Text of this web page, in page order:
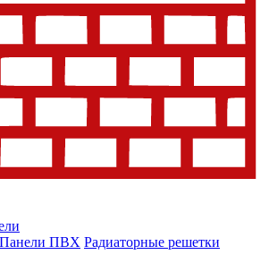
Панели ПВХ Радиаторные решетки